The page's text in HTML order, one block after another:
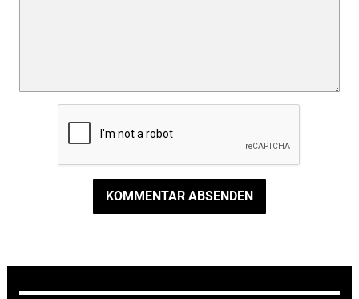
KOMMENTAR ABSENDEN